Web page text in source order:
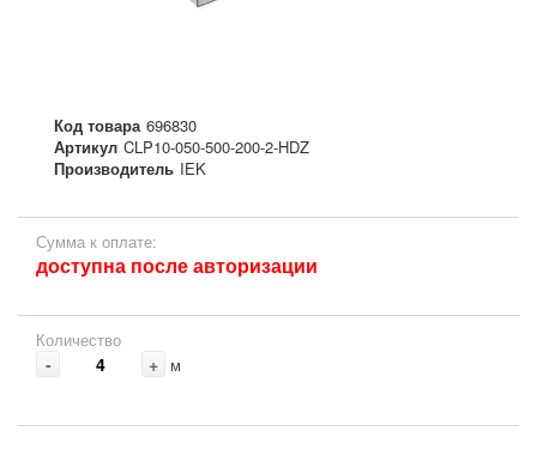
Код товара 696830
Артикул CLP10-050-500-200-2-HDZ
Производитель IEK
Сумма к оплате:
доступна после авторизации
Количество
- + м